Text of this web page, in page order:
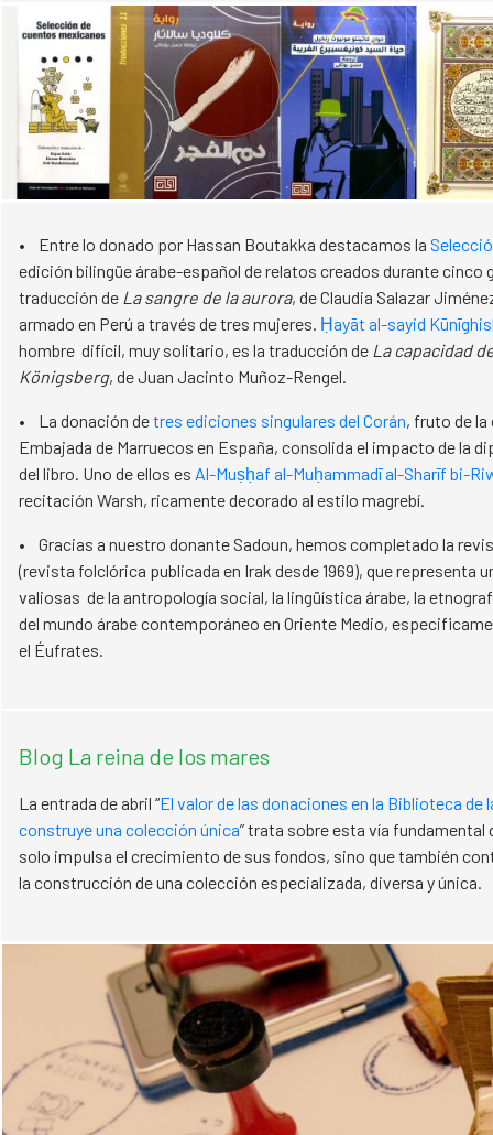
• Entre lo donado por Hassan Boutakka destacamos la
edición bilingüe árabe-español de relatos creados durante cinco
traducción de La sangre de la aurora, de Claudia Salazar
armado en Perú a través de tres mujeres. Ḥayāt al-sayid
hombre difícil, muy solitario, es la traducción de La capacidad
Königsberg, de Juan Jacinto Muñoz-Rengel.
• La donación detres ediciones singulares del Corán, fruto de
Embajada de Marruecos en España, consolida el impacto de la
del libro. Uno de ellos es Al-Muṣḥaf al-Muḥammadī al-Sharīf bi-
recitación Warsh, ricamente decorado al estilo magrebí.
• Gracias a nuestro donante Sadoun, hemos completado la
(revista folclórica publicada en Irak desde 1969), que representa
valiosas de la antropología social, la lingüística árabe, la
del mundo árabe contemporáneo en Oriente Medio,
el Éufrates.
Blog La reina de los mares
La entrada de abril “El valor de las donaciones en la Biblioteca de
construye una colección única” trata sobre esta vía fundamental
solo impulsa el crecimiento de sus fondos, sino que también
la construcción de una colección especializada, diversa y única.